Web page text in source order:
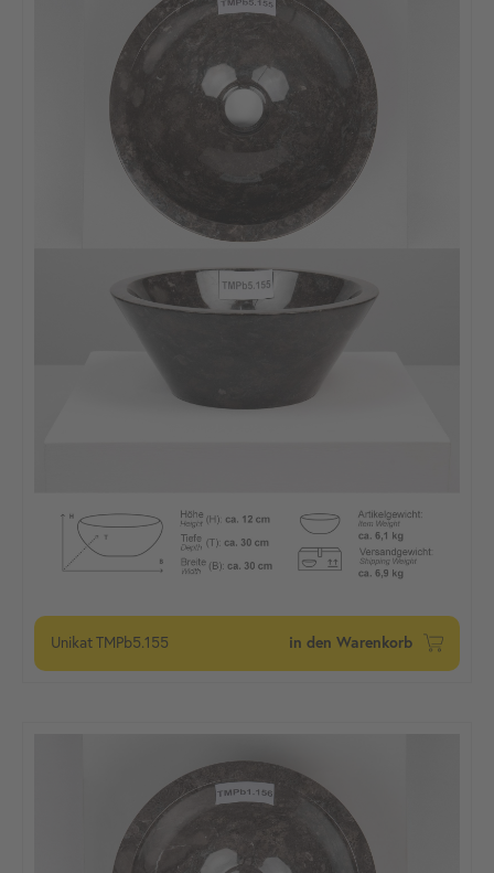
UnikatTMPb5.155 in den Warenkorb